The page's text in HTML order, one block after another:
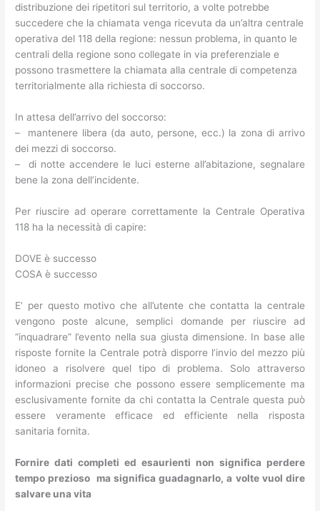
distribuzione dei ripetitori sul territorio, a volte potrebbe
succedere che la chiamata venga ricevuta da un’altra centrale
operativa del 118 della regione: nessun problema, in quanto le
centrali della regione sono collegate in via preferenziale e
possono trasmettere la chiamata alla centrale di competenza
territorialmente alla richiesta di soccorso.
In attesa dell’arrivo del soccorso:
– mantenere libera (da auto, persone, ecc.) la zona di arrivo
dei mezzi di soccorso.
– di notte accendere le luci esterne all’abitazione, segnalare
bene la zona dell’incidente.
Per riuscire ad operare correttamente la Centrale Operativa
118 ha la necessità di capire:
DOVE è successo
COSA è successo
E’ per questo motivo che all’utente che contatta la centrale
vengono poste alcune, semplici domande per riuscire ad
“inquadrare” l’evento nella sua giusta dimensione. In base alle
risposte fornite la Centrale potrà disporre l’invio del mezzo più
idoneo a risolvere quel tipo di problema. Solo attraverso
informazioni precise che possono essere semplicemente ma
esclusivamente fornite da chi contatta la Centrale questa può
essere veramente efficace ed efficiente nella risposta
sanitaria fornita.
Fornire dati completi ed esaurienti non significa perdere
tempo prezioso ma significa guadagnarlo, a volte vuol dire
salvare una vita